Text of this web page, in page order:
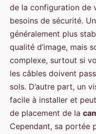
de la configuration de
besoins de sécurité.
généralement plus
qualité d’image, mais
complexe, surtout si
les câbles doivent
sols. D’autre part, un
facile à installer et
de placement de la
Cependant, sa portée